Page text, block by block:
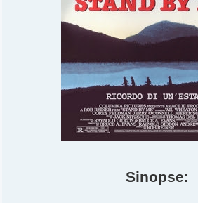
Sinopse: